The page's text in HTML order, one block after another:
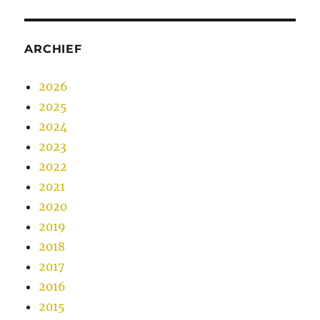
ARCHIEF
2026
2025
2024
2023
2022
2021
2020
2019
2018
2017
2016
2015